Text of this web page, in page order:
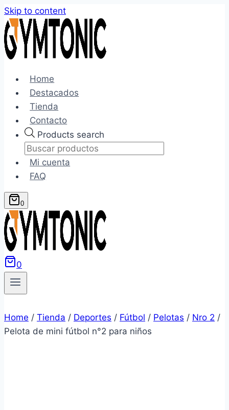
Skip to content
Home
Destacados
Tienda
Contacto
Products search
Mi cuenta
FAQ
0
0
Home / Tienda / Deportes / Fútbol / Pelotas / Nro 2 /
Pelota de mini fútbol n°2 para niños